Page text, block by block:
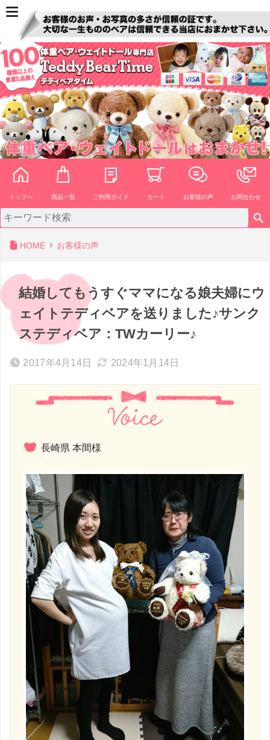
トップへ 商品一覧 ご利用ガイド カート お客様の声 お問合わせ
HOME お客様の声
結婚してもうすぐママになる娘夫婦にウ
ェイトテディベアを送りました♪サンク
ステディベア：TWカーリー♪
2017年4月14日 2024年1月14日
長崎県 本間様
ジト
ップ
へ